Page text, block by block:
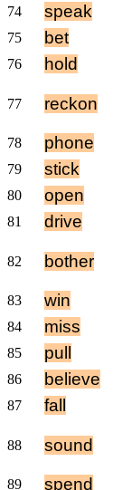
74
speak
75
bet
76
hold
77 reckon
78 phone
79
stick
80
open
81
drive
82 bother
83 win
84
miss
85
pull
86
believe
87
fall
88 sound
89 spend